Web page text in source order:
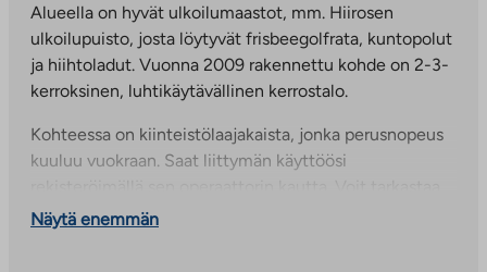
Alueella on hyvät ulkoilumaastot, mm. Hiirosen
ulkoilupuisto, josta löytyvät frisbeegolfrata, kuntopolut
ja hiihtoladut. Vuonna 2009 rakennettu kohde on 2-3-
kerroksinen, luhtikäytävällinen kerrostalo.
Kohteessa on kiinteistölaajakaista, jonka perusnopeus
kuuluu vuokraan. Saat liittymän käyttöösi
oman talosi liittymän perusnopeuden suoraan
Näytä enemmän